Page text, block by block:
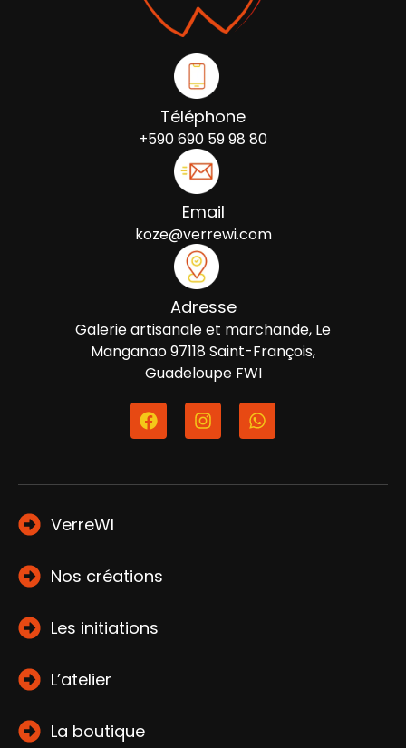
VerreWI
Nos créations
Les initiations
L’atelier
La boutique
Téléphone
+590 690 59 98 80
Email
koze@verrewi.com
Adresse
Galerie artisanale et marchande, Le
Manganao 97118 Saint-François,
Guadeloupe FWI